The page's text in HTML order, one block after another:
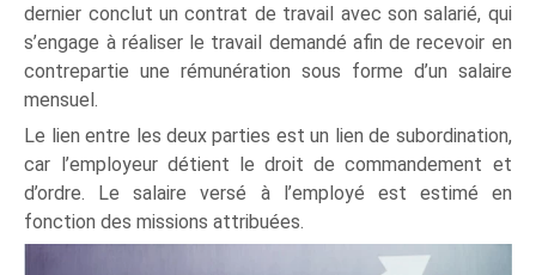
dernier conclut un contrat de travail avec son salarié, qui
s’engage à réaliser le travail demandé afin de recevoir en
contrepartie une rémunération sous forme d’un salaire
mensuel.
Le lien entre les deux parties est un lien de subordination,
car l’employeur détient le droit de commandement et
d’ordre. Le salaire versé à l’employé est estimé en
fonction des missions attribuées.